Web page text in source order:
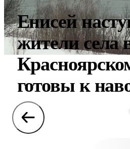
Енисей
жители села
готовы к